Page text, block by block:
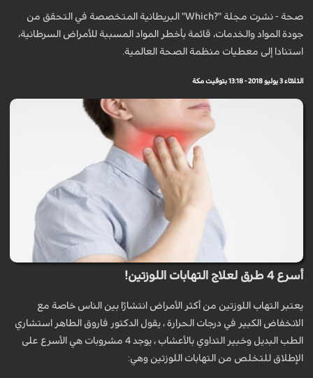
صحة - نشرت مجلة "?Which" البريطانية المتخصصة في التحقق من
جودة المواد والخدمات، قائمة بأخطر المواد المسببة للأمراض السرطانية،
استنادا إلى معطيات منظمة الصحة العالمية.
الثلاثاء 3 يوليو 2018 - 13:18 بتوقيت مكة
أسرع 4 طرق لعلاج التهابات اللوزتين!
يعتبر التهاب اللوزتين من أكثر الأمراض انتشارًا بين الناس خاصة مع
الانخفاض الكبير في درجات الحرارة ، يقول الدكتور فاروق الطاهر استشاري
الطب البديل وخبير التداوي بالأعشاب ، يوجد 4 مشروبات هي الأسرع على
الإطلاق للتخلص من التهابات اللوزتين وهي: